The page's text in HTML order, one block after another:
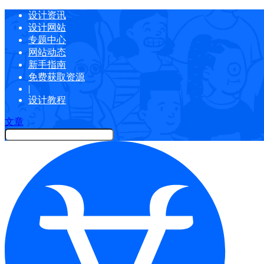
设计资讯
设计网站
专题中心
网站动态
新手指南
免费获取资源
|
设计教程
文章